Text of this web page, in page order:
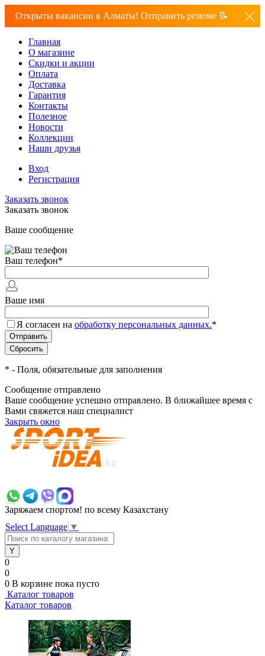
Открыты вакансии в Алматы! Отправить резюме 📝
Главная
О магазине
Скидки и акции
Оплата
Доставка
Гарантия
Контакты
Полезное
Новости
Коллекции
Наши друзья
Вход
Регистрация
Заказать звонок
Заказать звонок
Ваше сообщение
Ваш телефон*
Ваше имя
Я согласен на обработку персональных данных.*
* - Поля, обязательные для заполнения
Сообщение отправлено
Ваше сообщение успешно отправлено. В ближайшее время с
Вами свяжется наш специалист
Закрыть окно
Заряжаем спортом! по всему Казахстану
Select Language ▼
0
0
0 В корзине пока пусто
Каталог товаров
Каталог товаров